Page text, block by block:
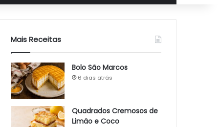
Mais Receitas
Bolo São Marcos
6 dias atrás
Quadrados Cremosos de
Limão e Coco